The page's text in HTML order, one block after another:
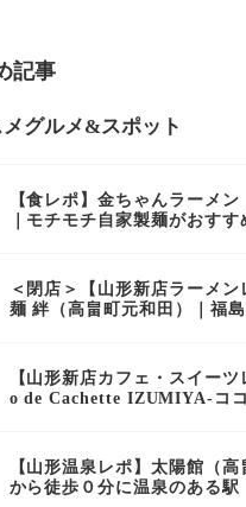
記事
グルメ&スポット
【食レポ】金ちゃんラーメン
｜モチモチ自家製麺がおすす
＜閉店＞【山形新店ラーメン
麺 絆（高畠町元和田）｜福
【山形新店カフェ・スイーツ
o de Cachette IZUMIYA-コ
ル移転オープン！
【山形温泉レポ】太陽館（高
から徒歩０分に温泉のある駅